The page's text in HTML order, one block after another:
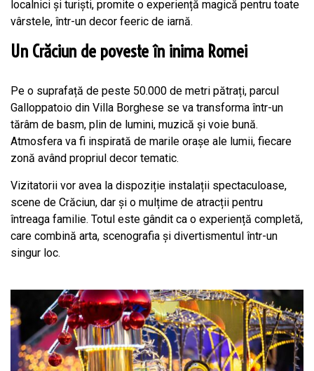
localnici și turiști, promite o experiență magică pentru toate
vârstele, într-un decor feeric de iarnă.
Un Crăciun de poveste în inima Romei
Pe o suprafață de peste 50.000 de metri pătrați, parcul
Galloppatoio din Villa Borghese se va transforma într-un
tărâm de basm, plin de lumini, muzică și voie bună.
Atmosfera va fi inspirată de marile orașe ale lumii, fiecare
zonă având propriul decor tematic.
Vizitatorii vor avea la dispoziție instalații spectaculoase,
scene de Crăciun, dar și o mulțime de atracții pentru
întreaga familie. Totul este gândit ca o experiență completă,
care combină arta, scenografia și divertismentul într-un
singur loc.